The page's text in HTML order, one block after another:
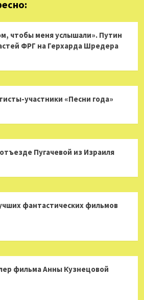
чтобы меня услышали». Путин
ФРГ на Герхарда Шредера
участники «Песни года»
Пугачевой из Израиля
фантастических фильмов
фильма Анны Кузнецовой